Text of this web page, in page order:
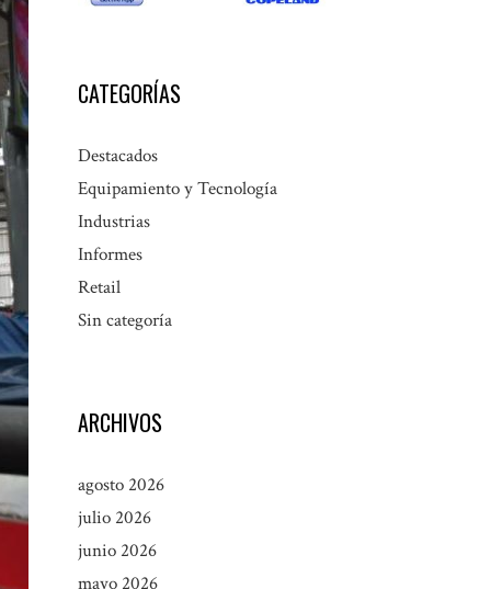
CATEGORÍAS
Destacados
Equipamiento y Tecnología
Industrias
Informes
Retail
Sin categoría
ARCHIVOS
agosto 2026
julio 2026
junio 2026
mayo 2026